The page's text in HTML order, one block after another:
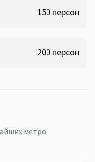
150 персон
200 персон
метро